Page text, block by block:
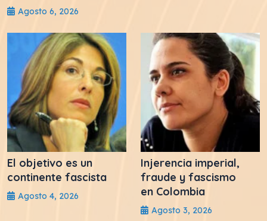
Agosto 6, 2026
El objetivo es un
continente fascista
Agosto 4, 2026
Injerencia imperial,
fraude y fascismo
en Colombia
Agosto 3, 2026